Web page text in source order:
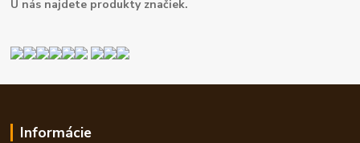
U nás najdete produkty značiek.
Informácie